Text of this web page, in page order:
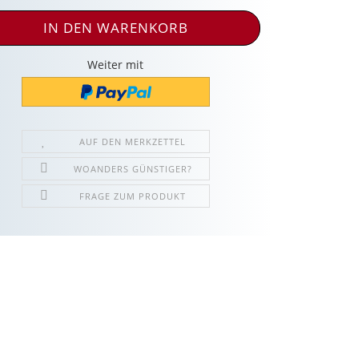
Weiter mit
AUF DEN MERKZETTEL
WOANDERS GÜNSTIGER?
FRAGE ZUM PRODUKT